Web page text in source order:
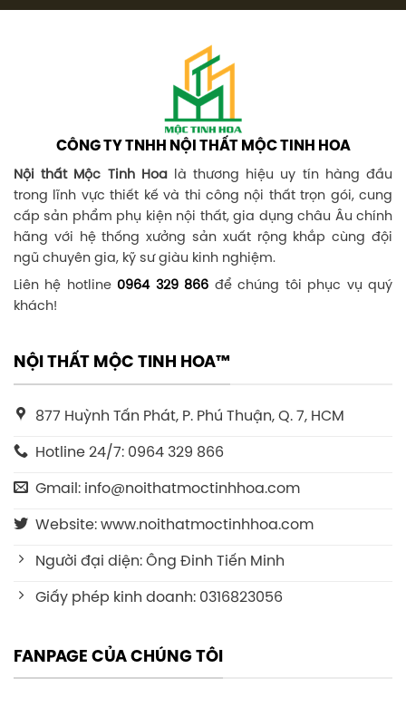
CÔNG TY TNHH NỘI THẤT MỘC TINH HOA
Nội thất Mộc Tinh Hoalà thương hiệu uy tín hàng đầu
trong lĩnh vực thiết kế và thi công nội thất trọn gói, cung
cấp sản phẩm phụ kiện nội thất, gia dụng châu Âu chính
hãng với hệ thống xưởng sản xuất rộng khắp cùng đội
ngũ chuyên gia, kỹ sư giàu kinh nghiệm.
Liên hệ hotline 0964 329 866 để chúng tôi phục vụ quý
khách!
NỘI THẤT MỘC TINH HOA™
877 Huỳnh Tấn Phát, P. Phú Thuận, Q. 7, HCM
Hotline 24/7: 0964 329 866
Gmail: info@noithatmoctinhhoa.com
Website: www.noithatmoctinhhoa.com
Người đại diện: Ông Đinh Tiến Minh
Giấy phép kinh doanh: 0316823056
FANPAGE CỦA CHÚNG TÔI